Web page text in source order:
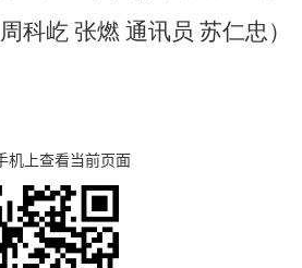
科屹 张燃 通讯员 苏仁忠）
机上查看当前页面